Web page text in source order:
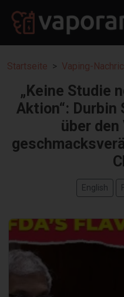
Startseite Vaping-
„Keine Studie
Aktion“: Durbin
über den
English